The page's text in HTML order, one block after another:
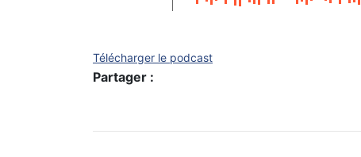
Télécharger le podcast
Partager :